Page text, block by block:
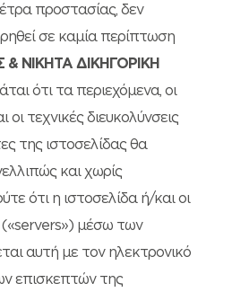
προστασίας, δεν
σε καμία περίπτωση
& ΝΙΚΗΤΑ ΔΙΚΗΓΟΡΙΚΗ
ότι τα περιεχόμενα, οι
οι τεχνικές διευκολύνσεις
της ιστοσελίδας θα
και χωρίς
ότι η ιστοσελίδα ή/και οι
(«servers») μέσω των
αυτή με τον ηλεκτρονικό
επισκεπτών της